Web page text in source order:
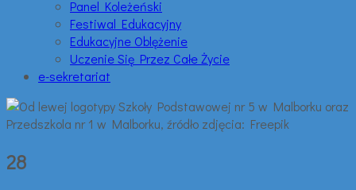
Panel Koleżeński
Festiwal Edukacyjny
Edukacyjne Oblężenie
Uczenie Się Przez Całe Życie
e-sekretariat
28